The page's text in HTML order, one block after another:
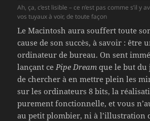
Ah, ça, c’est lisible – ce n’est pas comme s’il y
vos tuyaux à voir, de toute façon
Le Macintosh aura souffert toute
cause de son succès, à savoir : être
ordinateur de bureau. On sent
lançant ce Pipe Dream que le but du
de chercher à en mettre plein les
sur les ordinateurs 8 bits, la
purement fonctionnelle, et vous
au petit plombier, ni à l’illustration